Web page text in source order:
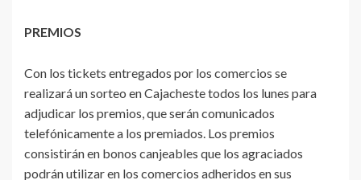
PREMIOS
Con los tickets entregados por los comercios se
realizará un sorteo en Cajacheste todos los lunes para
adjudicar los premios, que serán comunicados
telefónicamente a los premiados. Los premios
consistirán en bonos canjeables que los agraciados
podrán utilizar en los comercios adheridos en sus